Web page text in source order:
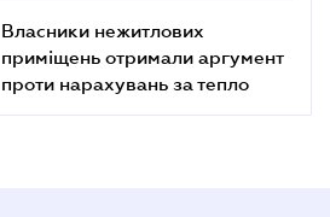
Власники нежитлових
приміщень отримали аргумент
проти нарахувань за тепло